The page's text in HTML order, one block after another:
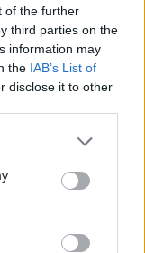
of the further
third parties on the
information may
the IAB’s List of
disclose it to other
or more Google
You may click to
party tags to
in below Google
fizetési
mind-mind
ne gyere be
is túl sokan